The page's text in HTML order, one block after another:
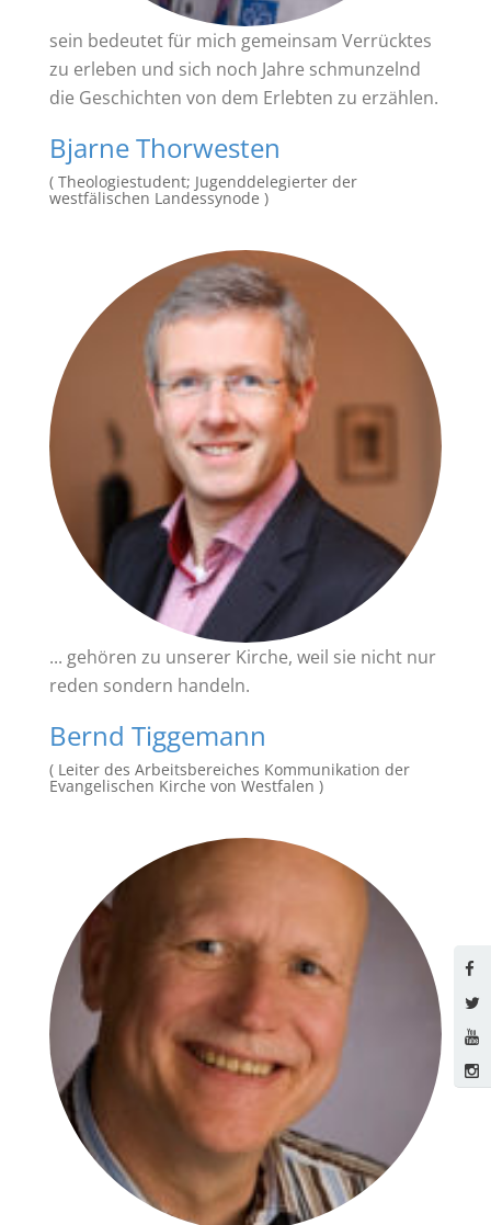
sein bedeutet für mich gemeinsam Verrücktes
zu erleben und sich noch Jahre schmunzelnd
die Geschichten von dem Erlebten zu erzählen.
Bjarne Thorwesten
( Theologiestudent; Jugenddelegierter der
westfälischen Landessynode )
... gehören zu unserer Kirche, weil sie nicht nur
reden sondern handeln.
Bernd Tiggemann
( Leiter des Arbeitsbereiches Kommunikation der
Evangelischen Kirche von Westfalen )